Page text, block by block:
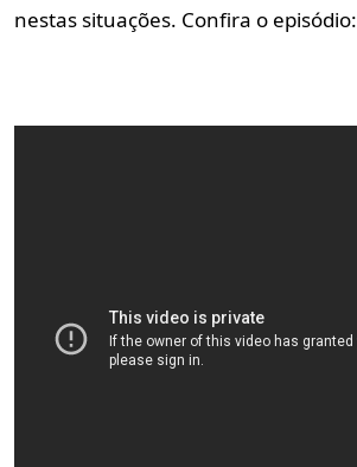
nestas situações. Confira o episódio: